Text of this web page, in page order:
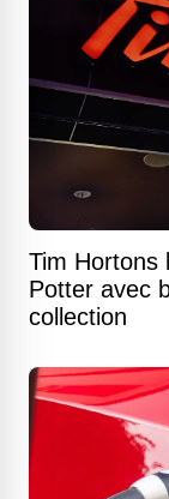
Tim Hortons
Potter avec
collection